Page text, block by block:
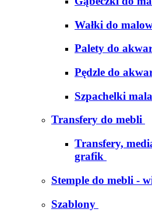
Wałki do
Palety do
Pędzle do
Szpachelki
Transfery do mebli
Transfery,
grafik
Stemple do mebli -
Szablony